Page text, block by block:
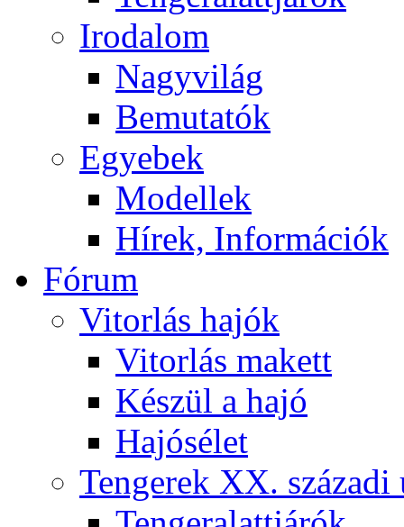
Irodalom
Nagyvilág
Bemutatók
Egyebek
Modellek
Hírek, Információk
Fórum
Vitorlás hajók
Vitorlás makett
Készül a hajó
Hajósélet
Tengerek XX. századi